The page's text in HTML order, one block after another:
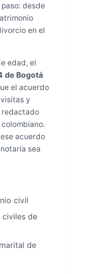
desde
en el
edad, el
de Bogotá
el acuerdo
y
redactado
acuerdo
sea
civil
civiles de
de